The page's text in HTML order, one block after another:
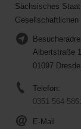
Sächsisches
Gesellschaftlichen
Albertstraße
01097
Telefon:
0351 564-
E-Mail